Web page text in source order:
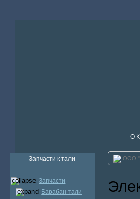
О
Запчасти к тали
Запчасти
Барабан тали
ООО